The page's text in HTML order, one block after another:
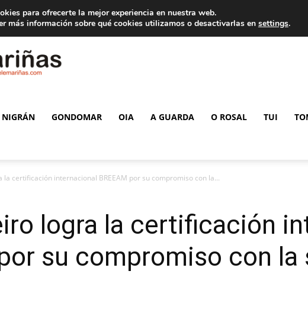
de publicidad
NIGRÁN GONDOMAR OIA A GUARDA O ROSAL TUI
la certificación internacional BREEAM por su compromiso con la...
logra la certificación
su compromiso con
para ofrecerte la mejor experiencia en nuestra web.
más información sobre qué cookies utilizamos o desactivarlas en settings.